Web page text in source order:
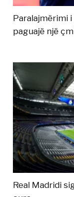
Paralajmërimi
paguajë një
Real Madridi